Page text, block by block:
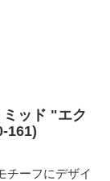
ミッド "エク
161)
チーフにデザイ